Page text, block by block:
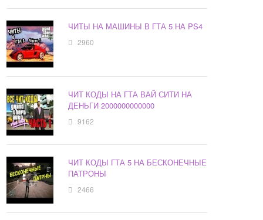
ЧИТЫ НА МАШИНЫ В ГТА 5 НА PS4
2960
ЧИТ КОДЫ НА ГТА ВАЙ СИТИ НА
ДЕНЬГИ 2000000000000
9162
ЧИТ КОДЫ ГТА 5 НА БЕСКОНЕЧНЫЕ
ПАТРОНЫ
2466